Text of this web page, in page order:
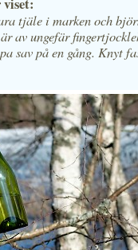
tjäle i marken och
av ungefär
sav på en gång. Knyt